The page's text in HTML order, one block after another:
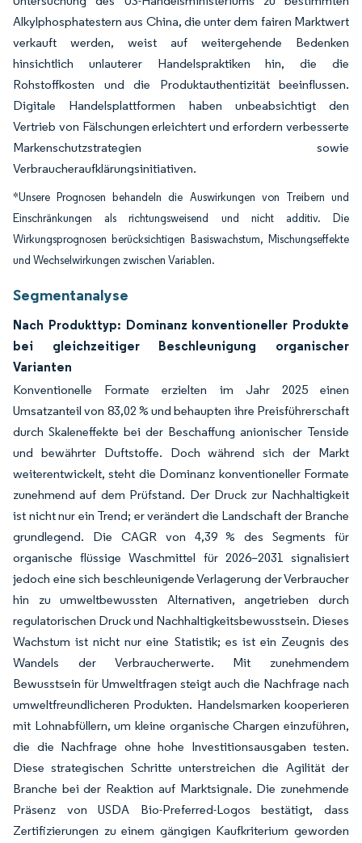
Alkylphosphatestern aus China, die unter dem fairen Marktwert
verkauft werden, weist auf weitergehende Bedenken
hinsichtlich unlauterer Handelspraktiken hin, die die
Rohstoffkosten und die Produktauthentizität beeinflussen.
Digitale Handelsplattformen haben unbeabsichtigt den
Vertrieb von Fälschungen erleichtert und erfordern verbesserte
Markenschutzstrategien sowie
Verbraucheraufklärungsinitiativen.
*Unsere Prognosen behandeln die Auswirkungen von Treibern und
Einschränkungen als richtungsweisend und nicht additiv. Die
Wirkungsprognosen berücksichtigen Basiswachstum, Mischungseffekte
und Wechselwirkungen zwischen Variablen.
Segmentanalyse
Nach Produkttyp: Dominanz konventioneller Produkte
bei gleichzeitiger Beschleunigung organischer
Varianten
Konventionelle Formate erzielten im Jahr 2025 einen
Umsatzanteil von 83,02 % und behaupten ihre Preisführerschaft
durch Skaleneffekte bei der Beschaffung anionischer Tenside
und bewährter Duftstoffe. Doch während sich der Markt
weiterentwickelt, steht die Dominanz konventioneller Formate
zunehmend auf dem Prüfstand. Der Druck zur Nachhaltigkeit
ist nicht nur ein Trend; er verändert die Landschaft der Branche
grundlegend. Die CAGR von 4,39 % des Segments für
organische flüssige Waschmittel für 2026–2031 signalisiert
jedoch eine sich beschleunigende Verlagerung der Verbraucher
hin zu umweltbewussten Alternativen, angetrieben durch
regulatorischen Druck und Nachhaltigkeitsbewusstsein. Dieses
Wachstum ist nicht nur eine Statistik; es ist ein Zeugnis des
Wandels der Verbraucherwerte. Mit zunehmendem
Bewusstsein für Umweltfragen steigt auch die Nachfrage nach
umweltfreundlicheren Produkten. Handelsmarken kooperieren
mit Lohnabfüllern, um kleine organische Chargen einzuführen,
die die Nachfrage ohne hohe Investitionsausgaben testen.
Diese strategischen Schritte unterstreichen die Agilität der
Branche bei der Reaktion auf Marktsignale. Die zunehmende
Präsenz von USDA Bio-Preferred-Logos bestätigt, dass
Zertifizierungen zu einem gängigen Kaufkriterium geworden